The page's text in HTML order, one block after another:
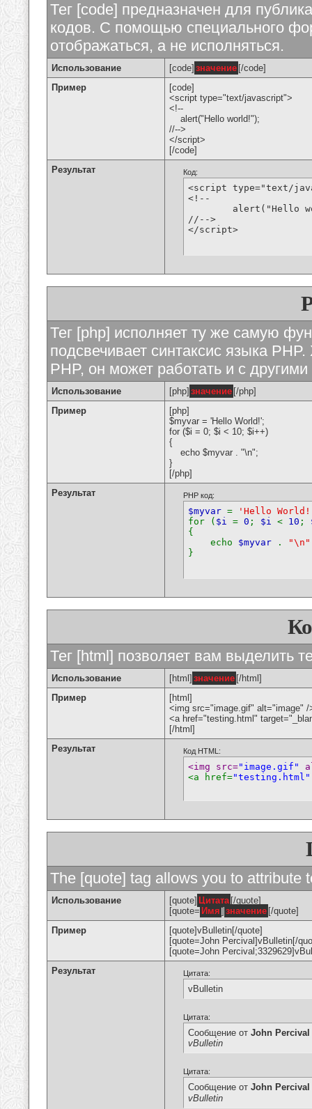
Тег [code] предназначен для
кодов. С помощью специального
отображаться, а не исполняться.
Использование [code] значение [/code]
Пример
[code]
<script type="text/javascript">
<!--
alert("Hello world!");
//-->
</script>
[/code]
Результат
Код:
<script type="text/
<!--
//-->
</script>
Тег [php] исполняет ту же самую
подсвечивает синтаксис языка
PHP, он может работать и с
Использование [php] значение [/php]
Пример
[php]
$myvar = 'Hello World!';
for ($i = 0; $i < 10; $i++)
{
echo $myvar . "\n";
}
[/php]
Результат
PHP код:
$myvar =
'Hello
for ( $i = 0 ; $i < 10 ;
{
echo $myvar . "\n"
}
Тег [html] позволяет вам выделить
Использование [html] значение [/html]
Пример
[html]
<img src="image.gif" alt="image" /
<a href="testing.html"
[/html]
Результат
Код HTML:
<img src="image.gif"
<a href="testing.html"
The [quote] tag allows you to attribute
Использование [quote] Цитата [/quote]
[quote= Имя ] значение [/quote]
Пример
[quote]vBulletin[/quote]
[quote=John Percival]vBulletin[/
[quote=John
Результат
Цитата:
vBulletin
Цитата:
Сообщение от John Percival
vBulletin
Цитата:
Сообщение от John Percival
vBulletin